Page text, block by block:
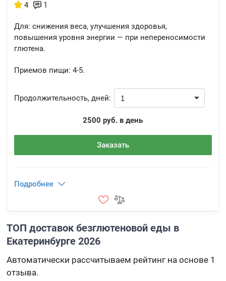
4 1
Для: снижения веса, улучшения здоровья,
повышения уровня энергии — при непереносимости
глютена.
Приемов пищи: 4-5.
Продолжительность, дней:
2500 руб. в день
Заказать
Подробнее
ТОП доставок безглютеновой еды в
Екатеринбурге 2026
Автоматически рассчитываем рейтинг на основе 1
отзыва.